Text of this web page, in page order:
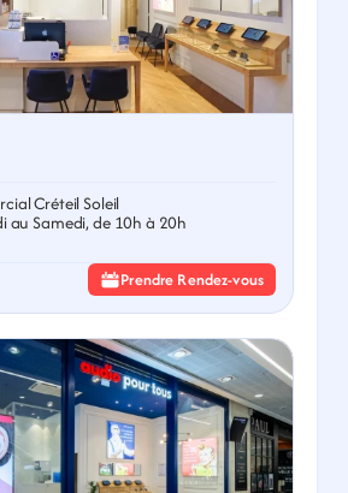
Créteil Soleil
au Samedi, de 10h à 20h
Prendre Rendez-vous